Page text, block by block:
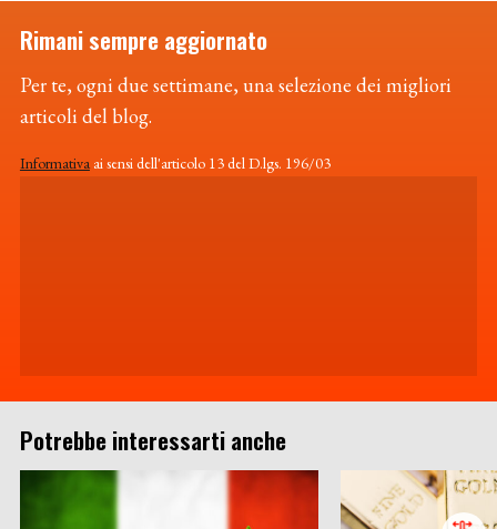
Rimani sempre aggiornato
Per te, ogni due settimane, una selezione dei migliori
articoli del blog.
Informativaai sensi dell'articolo 13 del D.lgs. 196/03
Potrebbe interessarti anche